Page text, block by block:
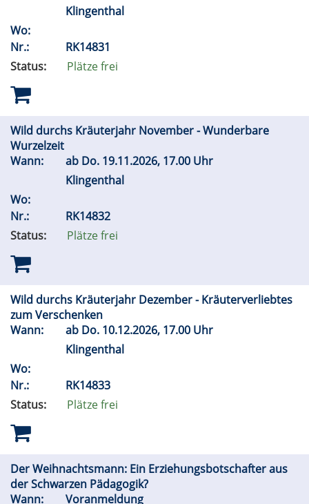
Klingenthal
Wo:
Nr.:
RK14831
Status:
Plätze frei
Wild durchs Kräuterjahr November - Wunderbare
Wurzelzeit
Wann:
ab Do. 19.11.2026, 17.00 Uhr
Klingenthal
Wo:
Nr.:
RK14832
Status:
Plätze frei
Wild durchs Kräuterjahr Dezember - Kräuterverliebtes
zum Verschenken
Wann:
ab Do. 10.12.2026, 17.00 Uhr
Klingenthal
Wo:
Nr.:
RK14833
Status:
Plätze frei
Der Weihnachtsmann: Ein Erziehungsbotschafter aus
der Schwarzen Pädagogik?
Wann:
Voranmeldung